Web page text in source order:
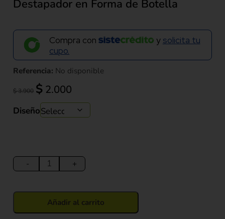
Destapador en Forma de Botella
Compra con y solicita tu
cupo.
Referencia: No disponible
$3.900
El
precio
original
era:
$ 2.000
actual
es:
Diseño
-
Forma
+
Añadir al carrito